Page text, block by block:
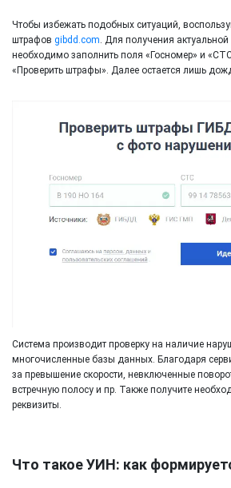
Чтобы избежать подобных ситуаций,
штрафов gibdd.com. Для получения
необходимо заполнить поля «Госномер» и
«Проверить штрафы». Далее остается лишь
Система производит проверку на наличие
многочисленные базы данных. Благодаря
за превышение скорости, невключенные
встречную полосу и пр. Также получите
реквизиты.
Что такое УИН: как